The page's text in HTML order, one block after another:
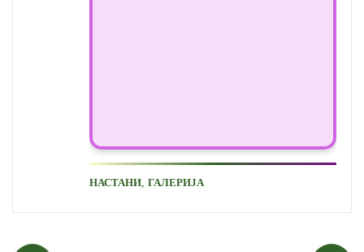
НАСТАНИ,ГАЛЕРИЈА